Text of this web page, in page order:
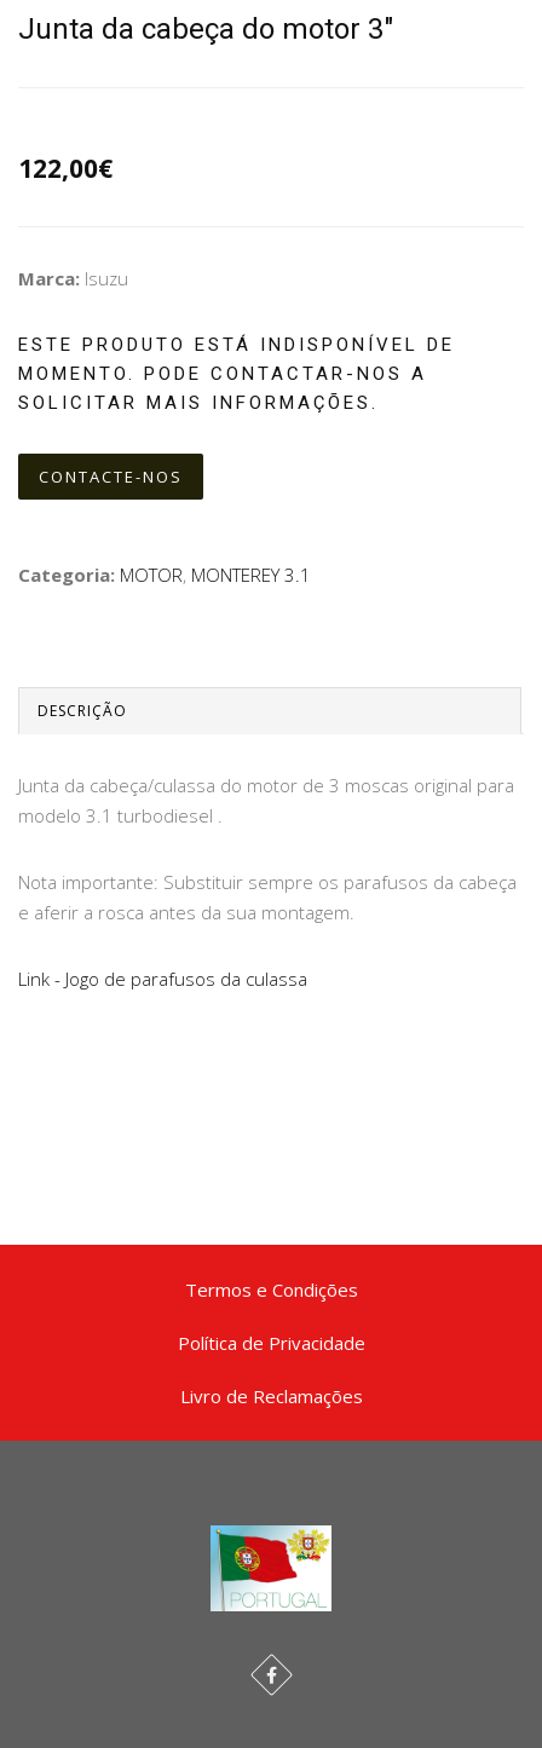
Junta da cabeça do motor 3"
122,00€
Marca: Isuzu
ESTE PRODUTO ESTÁ INDISPONÍVEL DE
MOMENTO. PODE CONTACTAR-NOS A
SOLICITAR MAIS INFORMAÇÕES.
CONTACTE-NOS
Categoria: MOTOR, MONTEREY 3.1
DESCRIÇÃO
Junta da cabeça/culassa do motor de 3 moscas original para
modelo 3.1 turbodiesel .
Nota importante: Substituir sempre os parafusos da cabeça
e aferir a rosca antes da sua montagem.
Link - Jogo de parafusos da culassa
Termos e Condições
Política de Privacidade
Livro de Reclamações